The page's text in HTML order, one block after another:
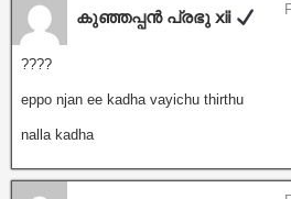
കുഞ്ഞപ്പന്‍ പ്രഭു ⅻ
????
eppo njan ee kadha vayichu thirthu
nalla kadha